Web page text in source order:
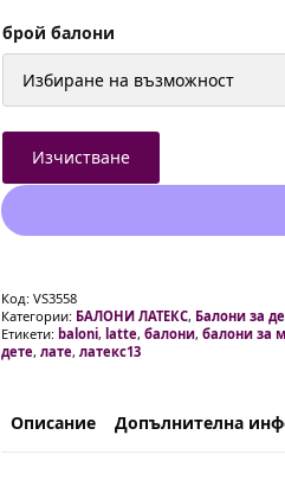
1,50 €
/
/
брой балони
Изчистване
Код: VS3558
Категории: БАЛОНИ ЛАТЕКС, Балони за
Етикети: baloni, latte, балони, балони за
дете, лате, латекс13
Описание Допълнителна